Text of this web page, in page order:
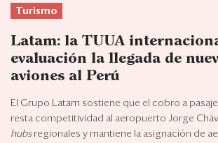
Legal y Política
Eventos
Blogs
Ranking CEO
Edición Impresa
Turismo
Latam: la TUUA
evaluación la llegada de
aviones al Perú
El Grupo Latam sostiene que el cobro a
resta competitividad al aeropuerto Jorge
hubs regionales y mantiene la asignación de